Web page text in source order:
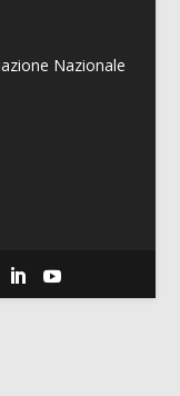
Nazionale